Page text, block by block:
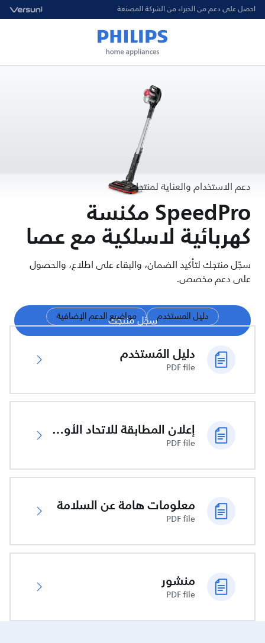
احصل على دعم من الخبراء من الشركة المصنعة
دعم الاستخدام والعناية لمنتجك
SpeedPro مكنسة
كهربائية لاسلكية مع عصا
سجّل منتجك لتأكيد الضمان، والبقاء على اطلاع، والحصول
على دعم مخصص.
سجّل منتجكدليل المستخدم مواضيع الدعم الإضافية
دليل المُستخدم
PDF file
إعلان المطابقة للاتحاد الأوروبي
PDF file
معلومات هامة عن السلامة
PDF file
منشور
PDF file